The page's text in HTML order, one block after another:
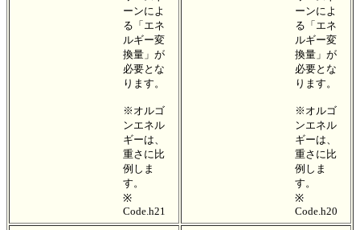
ーンによ
る「エネ
ルギー変
換量」が
必要とな
ります。
※オルゴ
ンエネル
ギーは、
重さに比
例しま
す。
※
Code.h21
ーンによ
る「エネ
ルギー変
換量」が
必要とな
ります。
※オルゴ
ンエネル
ギーは、
重さに比
例しま
す。
※
Code.h20